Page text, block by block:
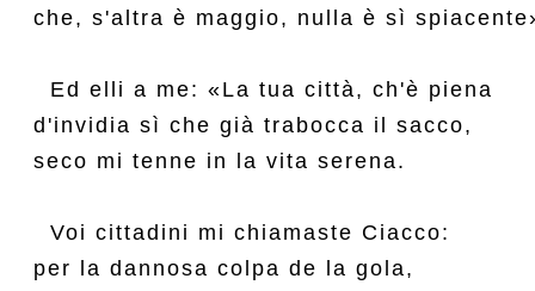
che, s'altra è maggio, nulla è sì
  Ed elli a me: «La tua città, ch'è piena
d'invidia sì che già trabocca il sacco,
seco mi tenne in la vita serena.
  Voi cittadini mi chiamaste Ciacco:
per la dannosa colpa de la gola,